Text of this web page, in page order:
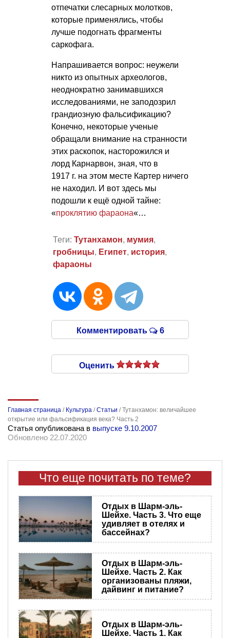
отпечатки слесарных молотков,
которые применялись, чтобы
лучше подогнать фрагменты
саркофага.
Напрашивается вопрос: неужели
никто из опытных археологов,
неоднократно занимавшихся
исследованиями, не заподозрил
грандиозную фальсификацию?
Конечно, некоторые ученые
обращали внимание на странности
этих раскопок, насторожился и
лорд Карнарвон, зная, что в
1917 г. на этом месте Картер ничего
не находил. И вот здесь мы
подошли к ещё одной тайне:
«проклятию фараона«…
Теги: Тутанхамон, мумия,
гробницы, Египет, история,
фараоны
Комментировать 6
Оценить
Главная страница / Культура /Статьи /Тутанхамон: величайшее
открытие или фальсификация века? Часть 2
Статья опубликована в выпуске 9.10.2007
Обновлено 22.07.2020
Что еще почитать по теме?
Отдых в Шарм-эль-
Шейхе. Часть 3. Что еще
удивляет в отелях и
бассейнах?
Отдых в Шарм-эль-
Шейхе. Часть 2. Как
организованы пляжи,
дайвинг и питание?
Отдых в Шарм-эль-
Шейхе. Часть 1. Как